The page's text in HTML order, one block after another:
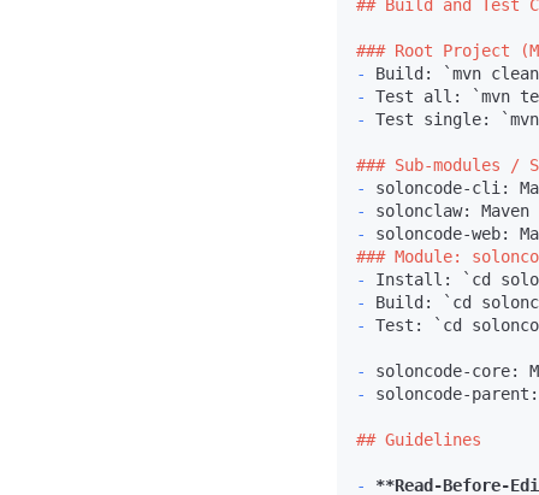
## Build and Test
### Root Project
-
Build:
`mvn
-
Test all:
`mvn
-
Test single:
### Sub-modules /
-
-
-
### Module:
-
Install:
`cd
-
Build:
`cd
-
Test: `cd
-
-
soloncode-
## Guidelines
-
**Read-Before-